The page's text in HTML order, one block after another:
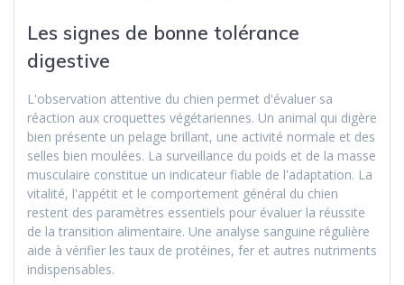
Les signes de bonne tolérance
digestive
L'observation attentive du chien permet d'évaluer sa
réaction aux croquettes végétariennes. Un animal qui digère
bien présente un pelage brillant, une activité normale et des
selles bien moulées. La surveillance du poids et de la masse
musculaire constitue un indicateur fiable de l'adaptation. La
vitalité, l'appétit et le comportement général du chien
restent des paramètres essentiels pour évaluer la réussite
de la transition alimentaire. Une analyse sanguine régulière
aide à vérifier les taux de protéines, fer et autres nutriments
indispensables.